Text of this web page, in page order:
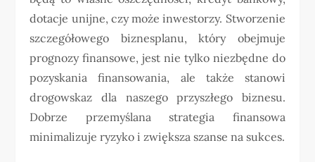
dotacje unijne, czy może inwestorzy. Stworzenie
szczegółowego biznesplanu, który obejmuje
prognozy finansowe, jest nie tylko niezbędne do
pozyskania finansowania, ale także stanowi
drogowskaz dla naszego przyszłego biznesu.
Dobrze przemyślana strategia finansowa
minimalizuje ryzyko i zwiększa szanse na sukces.